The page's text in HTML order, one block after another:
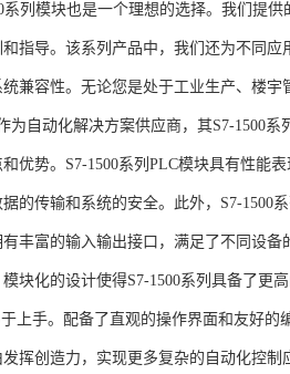
系列模块也是一个理想的选择。我们提
指导。该系列产品中，我们还为不同
兼容性。无论您是处于工业生产、楼
动化解决方案供应商，其S7-1500系
优势。S7-1500系列PLC模块具有性能
的传输和系统的安全。此外，S7-1500
丰富的输入输出接口，满足了不同设
块化的设计使得S7-1500系列具备了更
上手。配备了直观的操作界面和友好
挥创造力，实现更多复杂的自动化控